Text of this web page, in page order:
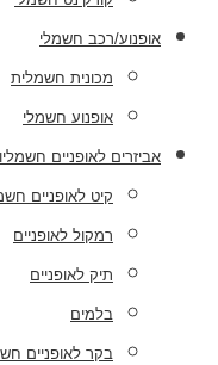
אופנוע/רכב חשמלי
מכונית חשמלית
אופנוע חשמלי
אביזרים לאופניים
קיט לאופניים
רמקול לאופניים
תיק לאופניים
בלמים
בקר לאופניים